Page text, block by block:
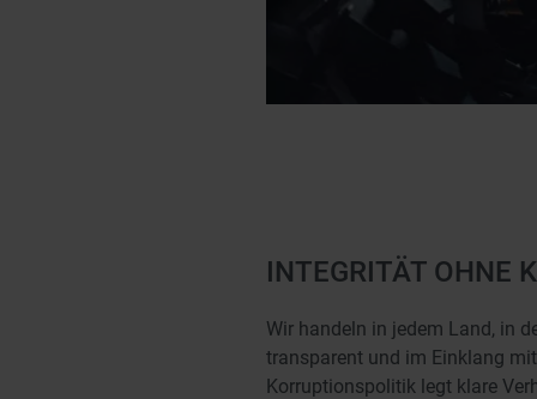
INTEGRITÄT OHNE
Wir handeln in jedem Land, in
transparent und im Einklang
Korruptionspolitik legt klare